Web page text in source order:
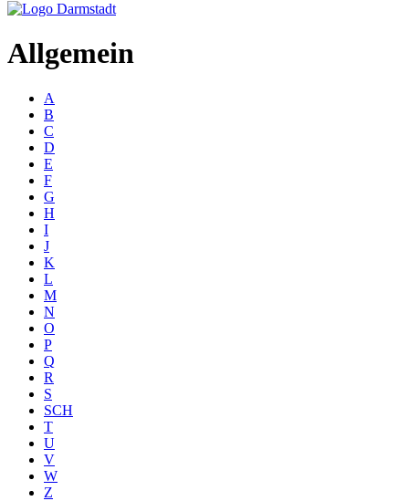
Allgemein
A
B
C
D
E
F
G
H
I
J
K
L
M
N
O
P
Q
R
S
SCH
T
U
V
W
Z